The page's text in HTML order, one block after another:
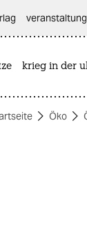
krieg in der
Öko